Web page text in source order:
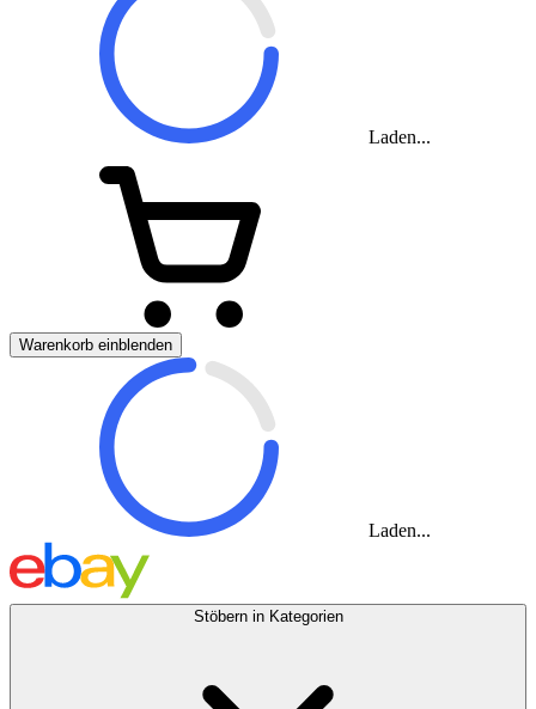
Laden...
Warenkorb einblenden
Laden...
Stöbern in Kategorien